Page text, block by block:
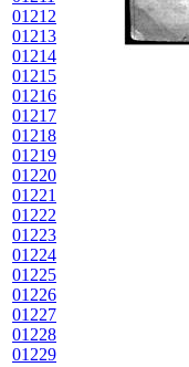
01212
01213
01214
01215
01216
01217
01218
01219
01220
01221
01222
01223
01224
01225
01226
01227
01228
01229